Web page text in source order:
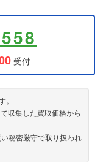
受付
。
収集した買取価格から
い秘密厳守で取り扱われ